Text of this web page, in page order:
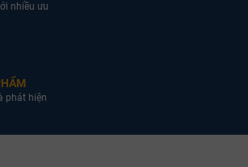
nhiều ưu
phát hiện